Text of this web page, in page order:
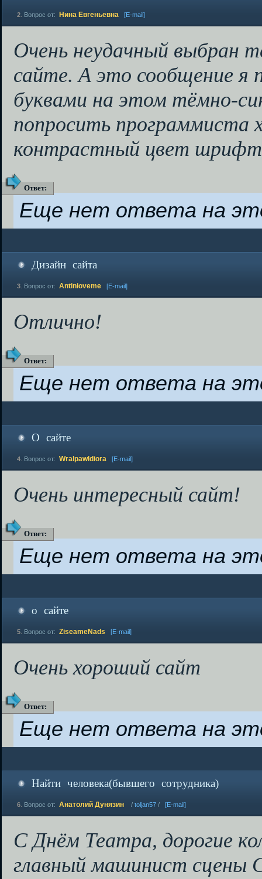
2 Вопрос от: Нина Евгеньевна [E-mail]
Очень неудачный выбран
сайте. А это сообщение я
буквами на этом тёмно-
попросить программиста
контрастный цвет
Ответ:
Еще нет ответа на
Дизайн сайта
3 Вопрос от: Antinioveme [E-mail]
Отлично!
Ответ:
Еще нет ответа на
О сайте
4 Вопрос от: Wralpawldiora [E-mail]
Очень интересный сайт!
Ответ:
Еще нет ответа на
о сайте
5 Вопрос от: ZiseameNads [E-mail]
Очень хороший сайт
Ответ:
Еще нет ответа на
Найти человека(бывшего сотрудника)
6 Вопрос от: Анатолий Дунязин / toljan57 / [E-mail]
С Днём Театра, дорогие
главный машинист сцены